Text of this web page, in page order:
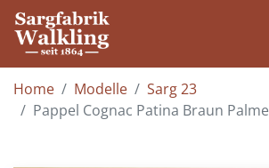
Home Modelle
Sarg 23
Pappel Cognac Patina Braun Palme